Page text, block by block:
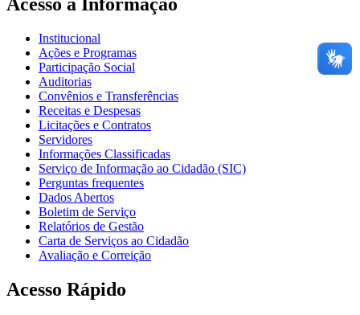
Institucional
Ações e Programas
Participação Social
Auditorias
Convênios e Transferências
Receitas e Despesas
Licitações e Contratos
Servidores
Informações Classificadas
Serviço de Informação ao Cidadão (SIC)
Perguntas frequentes
Dados Abertos
Boletim de Serviço
Relatórios de Gestão
Carta de Serviços ao Cidadão
Avaliação e Correição
Acesso Rápido